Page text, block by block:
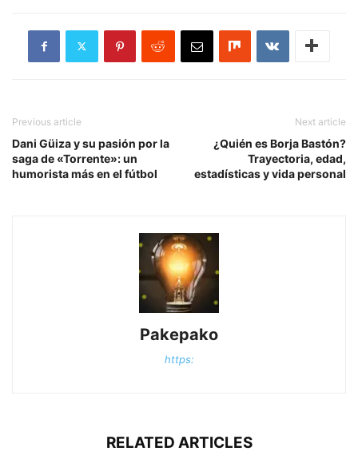
Previous article
Dani Güiza y su pasión por la
saga de «Torrente»: un
humorista más en el fútbol
Next article
¿Quién es Borja Bastón?
Trayectoria, edad,
estadísticas y vida personal
Pakepako
https:
RELATED ARTICLES